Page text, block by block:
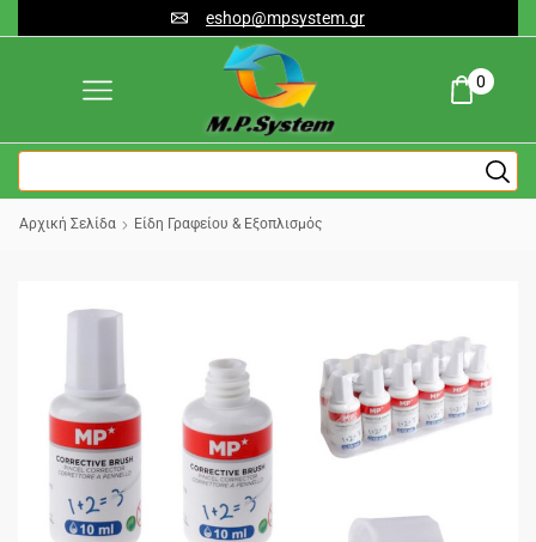
eshop@mpsystem.gr
0
Αρχική Σελίδα Είδη Γραφείου & Εξοπλισμός